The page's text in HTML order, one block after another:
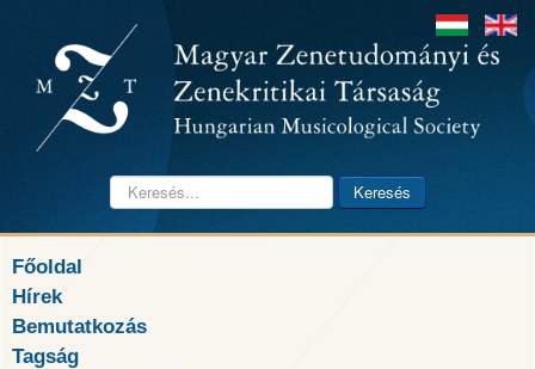
Keresés... Keresés
Főoldal
Hírek
Bemutatkozás
Tagság